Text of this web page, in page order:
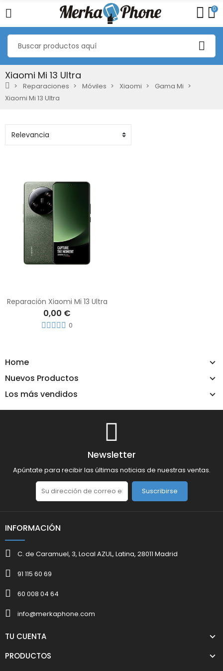
0
Xiaomi Mi 13 Ultra
Reparaciones Móviles Xiaomi
Gama Mi
Xiaomi Mi 13 Ultra
Home
Nuevos Productos
Los más vendidos
Reparación Xiaomi Mi 13 Ultra
0,00 €
0
Newsletter
Apúntate para recibir las últimas noticias de nuestras ventas.
Suscribirse
INFORMACIÓN
C. de Caramuel, 3, Local AZUL, Latina, 28011 Madrid
91 115 60 69
60 008 04 64
info@merkaphone.com
TU CUENTA
PRODUCTOS